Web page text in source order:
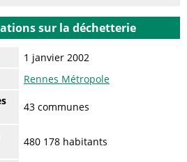
sur la déchetterie
1 janvier 2002
Rennes Métropole
43 communes
480 178 habitants